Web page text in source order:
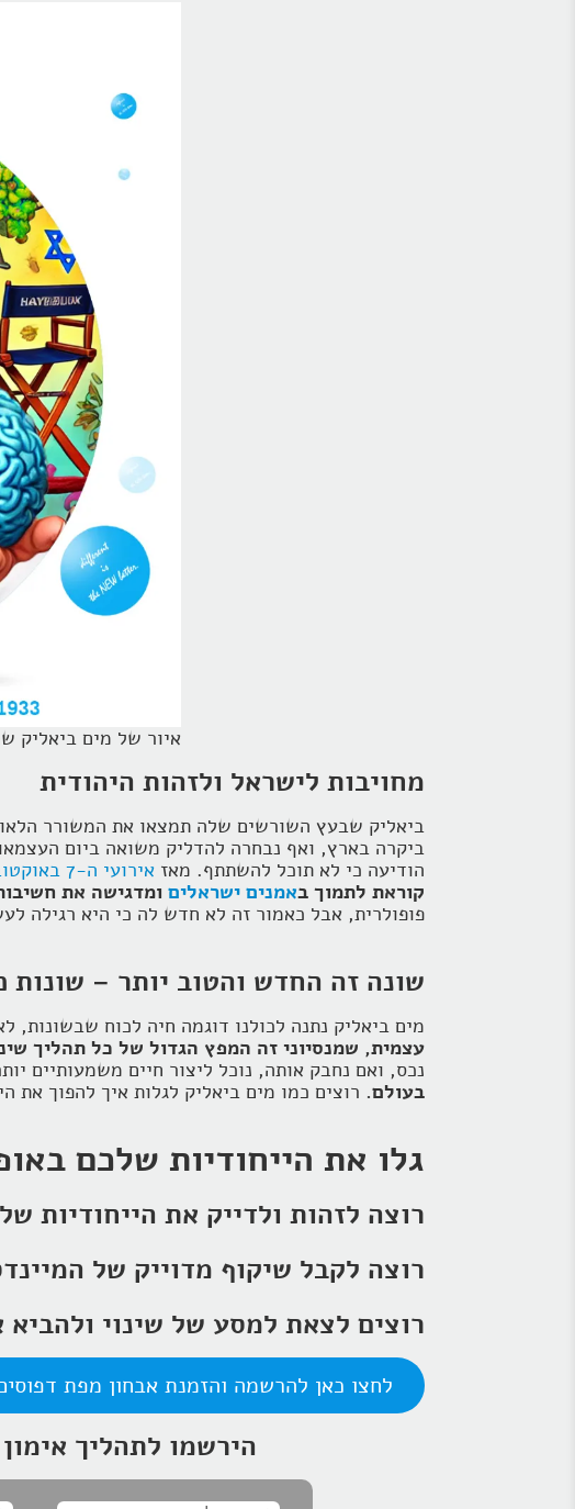
איור של מים ביאליק
מחויבות לישראל ולזהות היהודית
ביאליק שבעץ השורשים שלה תמצאו את המשורר
הודיעה כי לא תוכל להשתתף. מאז אירועי ה-7 באוקטובר
קוראת לתמוך באמנים ישראלים ומדגישה את
פופולרית, אבל כאמור זה לא חדש לה כי היא רגילה
שונה זה החדש והטוב יותר – שונות
מים ביאליק נתנה לכולנו דוגמה חיה לכוח
עצמית, שמנסיוני זה המפץ הגדול של כל תהליך
נכס, ואם נחבק אותה, נוכל ליצור חיים משמעותיים
בעולם. רוצים כמו מים ביאליק לגלות איך להפוך את
גלו את הייחודיות שלכם
רוצה לזהות ולדייק את הייחודיות
רוצה לקבל שיקוף מדוייק של
רוצים לצאת למסע של שינוי
לחצו כאן להרשמה והזמנת אבחון מפת
הירשמו לתהליך